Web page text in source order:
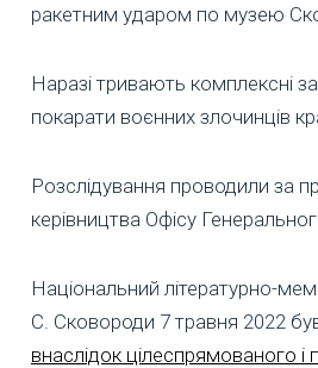
ракетним ударом по музею
Наразі тривають комплексні
покарати воєнних злочинців
Розслідування проводили за
керівництва Офісу
Національний літературно-
С. Сковороди 7 травня 2022
внаслідок цілеспрямованого і